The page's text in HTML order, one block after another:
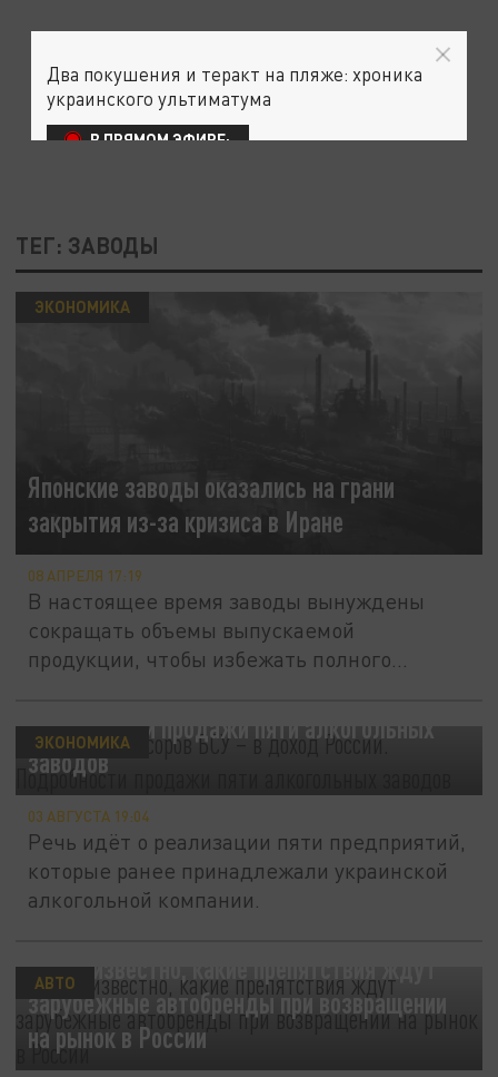
ТЕГ: ЗАВОДЫ
Японские заводы оказались на грани
закрытия из-за кризиса в Иране
ЭКОНОМИКА
08 АПРЕЛЯ 17:19
В настоящее время заводы вынуждены
сокращать объемы выпускаемой
продукции, чтобы избежать полного
Подробности продажи пяти алкогольных
заводов
ЭКОНОМИКА
03 АВГУСТА 19:04
Речь идёт о реализации пяти предприятий,
которые ранее принадлежали украинской
алкогольной компании.
Стало известно, какие препятствия ждут
зарубежные автобренды при возвращении
на рынок в России
АВТО
Два покушения и теракт на пляже: хроника
украинского ультиматума
В ПРЯМОМ ЭФИРЕ: